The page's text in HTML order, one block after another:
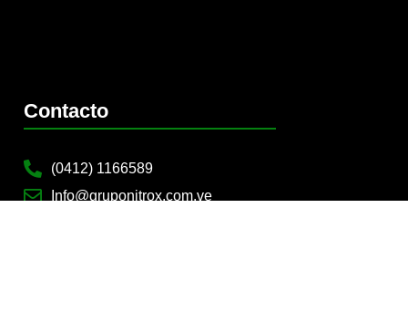
Contacto
(0412) 1166589
Info@gruponitrox.com.ve